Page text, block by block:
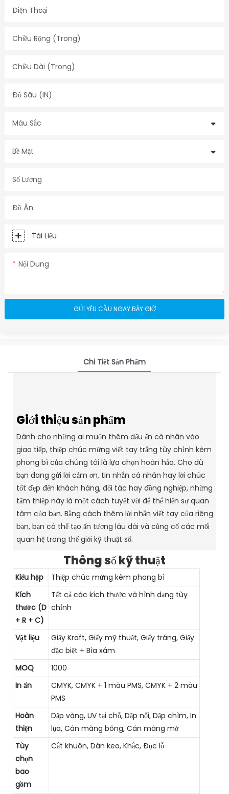
Điện Thoại
Chiều Rộng (trong)
Chiều Dài (trong)
Độ Sâu (IN)
Màu Sắc
Bề Mặt
Số Lượng
Đồ Ăn
Tài Liệu
Nội Dung
GỬI YÊU CẦU NGAY BÂY GIỜ
Chi Tiết Sản Phẩm
Giới thiệu sản phẩm
Dành cho những ai muốn thêm dấu ấn cá nhân vào
giao tiếp, thiệp chúc mừng viết tay trắng tùy chỉnh kèm
phong bì của chúng tôi là lựa chọn hoàn hảo. Cho dù
bạn đang gửi lời cảm ơn, tin nhắn cá nhân hay lời chúc
tốt đẹp đến khách hàng, đối tác hay đồng nghiệp, những
tấm thiệp này là một cách tuyệt vời để thể hiện sự quan
tâm của bạn. Bằng cách thêm lời nhắn viết tay của riêng
bạn, bạn có thể tạo ấn tượng lâu dài và củng cố các mối
quan hệ trong thế giới kỹ thuật số.
Thông số kỹ thuật
Kiểu hộp
Thiệp chúc mừng kèm phong bì
Kích
thước (D
+ R + C)
Tất cả các kích thước và hình dạng tùy
chỉnh
Vật liệu
Giấy Kraft, Giấy mỹ thuật, Giấy tráng, Giấy
đặc biệt + Bìa xám
MOQ
1000
In ấn
CMYK, CMYK + 1 màu PMS, CMYK + 2 màu
PMS
Hoàn
thiện
Dập vàng, UV tại chỗ, Dập nổi, Dập chìm, In
lụa, Cán màng bóng, Cán màng mờ
Tùy
chọn
bao
gồm
Cắt khuôn, Dán keo, Khắc, Đục lỗ